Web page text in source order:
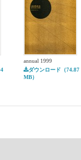
annual 1999
ダウンロード（74.87
MB）